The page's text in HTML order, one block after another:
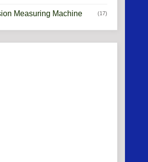
Measuring Machine (17)